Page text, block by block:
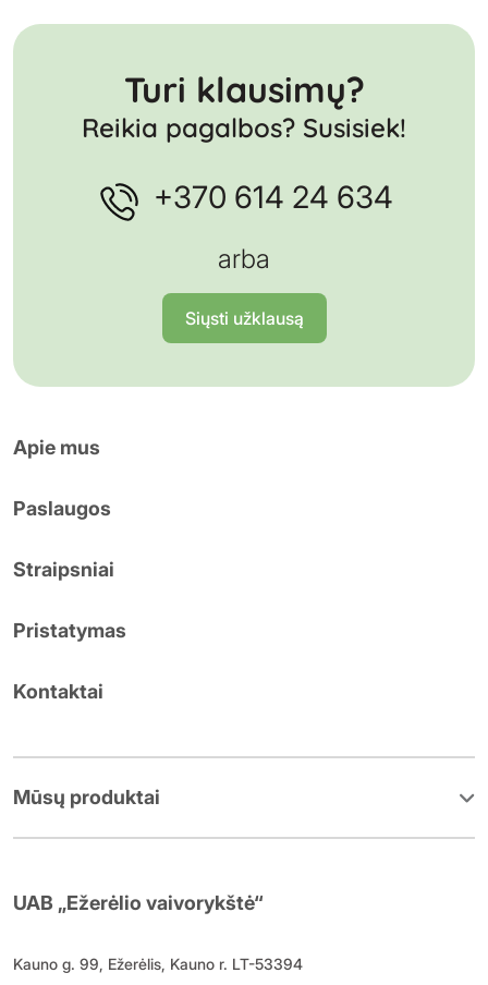
Turi klausimų?
Reikia pagalbos? Susisiek!
+370 614 24 634
arba
Siųsti užklausą
Apie mus
Paslaugos
Straipsniai
Pristatymas
Kontaktai
Mūsų produktai
UAB „Ežerėlio vaivorykštė“
Kauno g. 99, Ežerėlis, Kauno r. LT-53394